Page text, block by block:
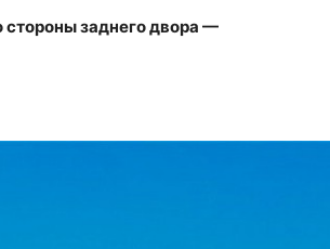
стороны заднего двора —